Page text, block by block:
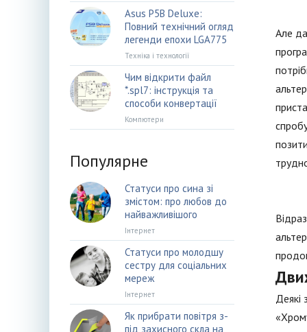
Але
Деякі
Asus P5B Deluxe:
Повний технічний огляд
легенди епохи LGA775
Техніка і технології
Чим відкрити файл
*.spl7: інструкція та
способи конвертації
Компютери
Популярне
Статуси про сина зі
змістом: про любов до
найважливішого
Інтернет
Статуси про молодшу
сестру для соціальних
мереж
Інтернет
Як прибрати повітря з-
під захисного скла на